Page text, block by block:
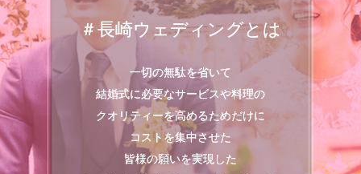
＃長崎ウェディングとは
一切の無駄を省いて
結婚式に必要なサービスや料理の
クオリティーを高めるためだけに
コストを集中させた
皆様の願いを実現した